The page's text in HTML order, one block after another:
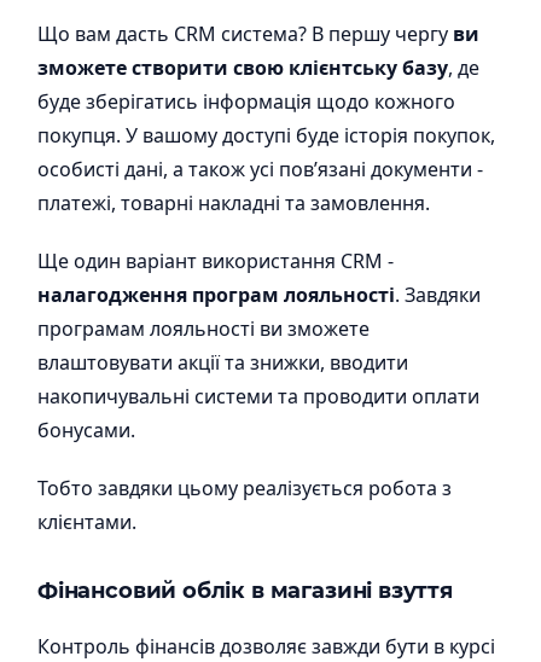
Що вам дасть CRM система? В першу чергу ви
зможете створити свою клієнтську базу, де
буде зберігатись інформація щодо кожного
покупця. У вашому доступі буде історія покупок,
особисті дані, а також усі повʼязані документи -
платежі, товарні накладні та замовлення.
Ще один варіант використання CRM -
налагодження програм лояльності. Завдяки
програмам лояльності ви зможете
влаштовувати акції та знижки, вводити
накопичувальні системи та проводити оплати
бонусами.
Тобто завдяки цьому реалізується робота з
клієнтами.
Фінансовий облік в магазині взуття
Контроль фінансів дозволяє завжди бути в курсі